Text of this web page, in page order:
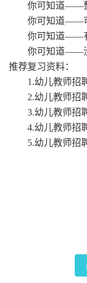
你可知道——
你可知道——
你可知道——有
你可知道——没
推荐复习资料：
1.幼儿教师招
2.幼儿教师招
3.幼儿教师招
4.幼儿教师招
5.幼儿教师招